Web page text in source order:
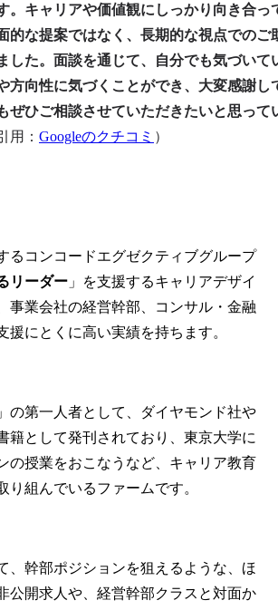
。キャリアや価値観にしっかり向き合っ
的な提案ではなく、長期的な視点でのご
した。面談を通じて、自分でも気づいて
方向性に気づくことができ、大変感謝し
ぜひご相談させていただきたいと思って
用： Googleのクチコミ ）
るコンコードエグゼクティブグループ
リーダー 」を支援するキャリアデザイ
事業会社の経営幹部、コンサル・金融
援にとくに高い実績を持ちます。
の第一人者として、ダイヤモンド社や
籍として発刊されており、東京大学に
の授業をおこなうなど、キャリア教育
り組んでいるファームです。
、幹部ポジションを狙えるような、ほ
公開求人や、経営幹部クラスと対面か